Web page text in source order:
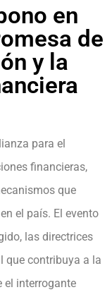
en
de
y la
para el
financieras,
que
el país. El evento
las directrices
que contribuya a la
el interrogante